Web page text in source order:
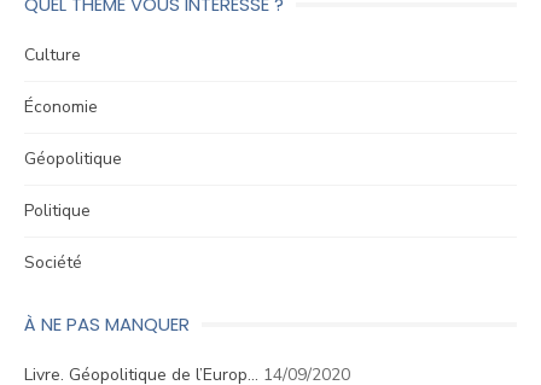
Culture
Économie
Géopolitique
Politique
Société
À NE PAS MANQUER
Livre. Géopolitique de l’Europ… 14/09/2020